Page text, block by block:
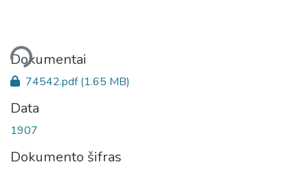
Dokumentai
74542.pdf(1.65 MB)
Data
1907
Dokumento šifras